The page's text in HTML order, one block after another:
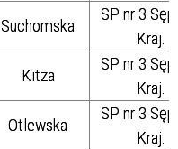
Suchomska
SP nr 3
Kraj.
Kitza
SP nr 3
Kraj.
Otlewska
SP nr 3
Kraj.